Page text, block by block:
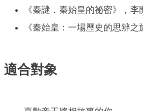
《秦謎．秦始皇的祕密》，李
《秦始皇：一場歷史的思辨
適合對象